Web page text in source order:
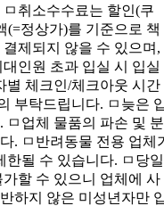
취소수수료는 할인(쿠
(=정상가)를 기준으로 책
제되지 않을 수 있으며,
인원 초과 입실 시 입실
별 체크인/체크아웃 시간
부탁드립니다. ㅁ늦은
ㅁ업체 물품의 파손 및 분
. ㅁ반려동물 전용 업체
한될 수 있습니다. ㅁ당일
할 수 있으니 업체에 사
하지 않은 미성년자만